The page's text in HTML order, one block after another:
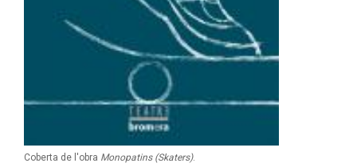
Coberta de l'obra Monopatins (Skaters).